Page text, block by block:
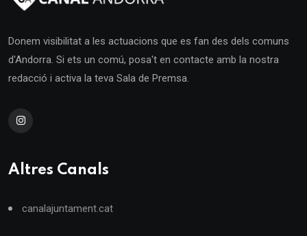
Donem visibilitat a les actuacions que es fan des dels comuns
d'Andorra. Si ets un comú, posa't en contacte amb la nostra
redacció i activa la teva Sala de Premsa.
Altres Canals
canalajuntament.cat